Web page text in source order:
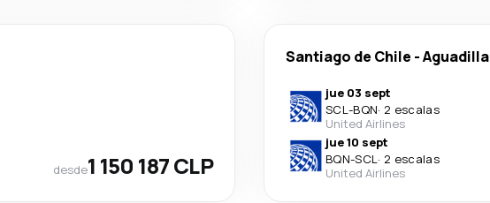
desde1 150 187 CLP
Santiago de Chile -Aguadilla
jue 03 sept
SCL-BQN· 2 escalas
United Airlines
jue 10 sept
BQN-SCL· 2 escalas
United Airlines